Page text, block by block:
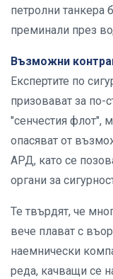
петролни танкера
преминали през
Възможни
Експертите по
призовават за по-
"сенчестия флот",
опасяват от
АРД, като се
органи за
Те твърдят, че
вече плават с
наемнически
реда, качващи се